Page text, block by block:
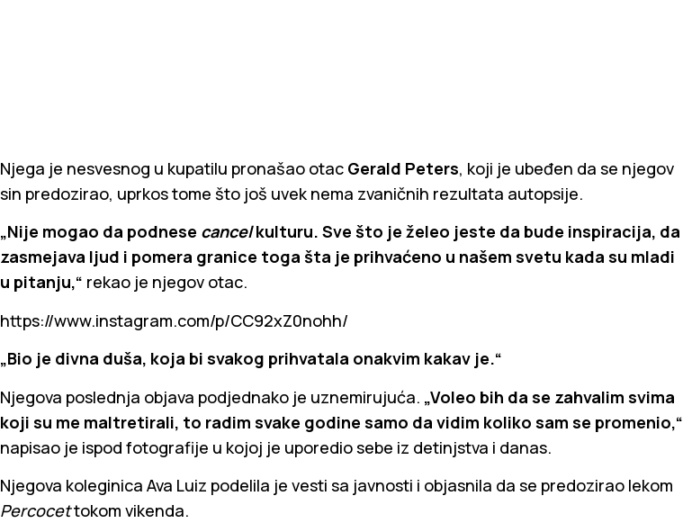
Njega je nesvesnog u kupatilu pronašao otac Gerald Peters, koji je ubeđen da se njegov
sin predozirao, uprkos tome što još uvek nema zvaničnih rezultata autopsije.
„Nije mogao da podnese cancelkulturu. Sve što je želeo jeste da bude inspiracija, da
zasmejava ljud i pomera granice toga šta je prihvaćeno u našem svetu kada su mladi
u pitanju,“ rekao je njegov otac.
https://www.instagram.com/p/CC92xZ0nohh/
„Bio je divna duša, koja bi svakog prihvatala onakvim kakav je.“
Njegova poslednja objava podjednako je uznemirujuća. „Voleo bih da se zahvalim svima
koji su me maltretirali, to radim svake godine samo da vidim koliko sam se promenio,“
napisao je ispod fotografije u kojoj je uporedio sebe iz detinjstva i danas.
Njegova koleginica Ava Luiz podelila je vesti sa javnosti i objasnila da se predozirao lekom
Percocettokom vikenda.